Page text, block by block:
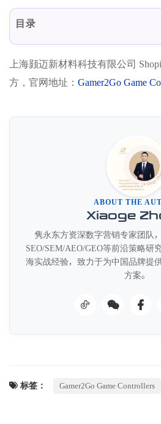
目录
上海颢迈新材料科技有限公司
方，官网地址： Gamer2Go Game
ABOUT THE
Xiaoge
隽永东方资深数字营销专家团队
SEO/SEM/AEO/GEO等前沿策略研
海实战经验，致力于为中国品牌提
方案。
标签： Gamer2Go Game Controllers